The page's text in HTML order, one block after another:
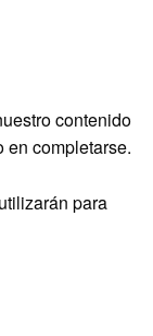
contenido
en completarse.
para